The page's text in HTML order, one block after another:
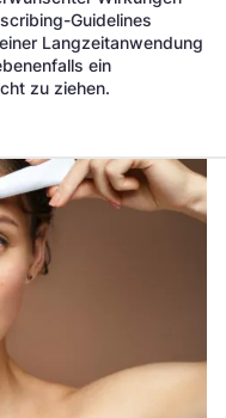
Guidelines
Langzeitanwendung
ein
zu ziehen.